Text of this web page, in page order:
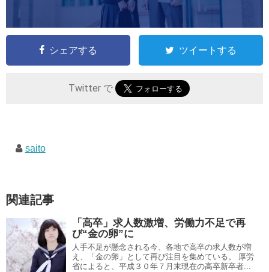
シェアする ツイートする
Twitter で
saito
関連記事
「高卒」求人数激増、労働力不足で再
び“金の卵”に
人手不足が懸念される今、各地で高卒の求人数が増
え、「金の卵」として再び注目を集めている。 厚労
省によると、平成３０年７月末現在の高卒新卒者...